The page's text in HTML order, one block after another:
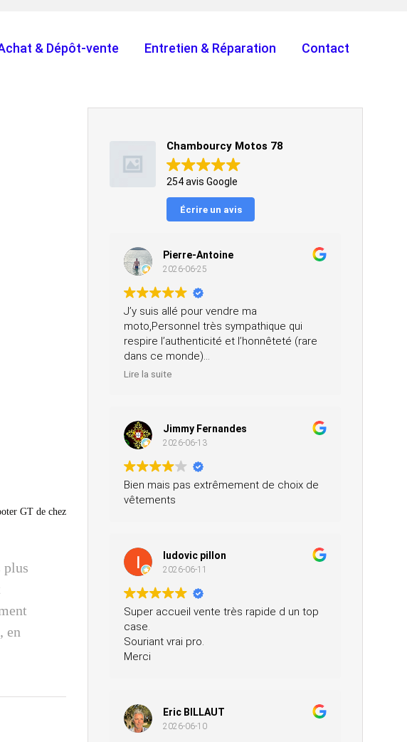
& Dépôt-vente Entretien & Réparation Contact
GT de chez
plus
en
Chambourcy Motos 78
254 avis Google
Écrire un avis
Pierre-Antoine
2026-06-25
J’y suis allé pour vendre ma
moto,Personnel très sympathique qui
respire l’authenticité et l’honnêteté (rare
dans ce monde)
Merci pour votre professionnalisme, je
Lire la suite
Jimmy Fernandes
2026-06-13
Bien mais pas extrêmement de choix de
vêtements
ludovic pillon
2026-06-11
Super accueil vente très rapide d un top
case.
Souriant vrai pro.
Merci
Eric BILLAUT
2026-06-10